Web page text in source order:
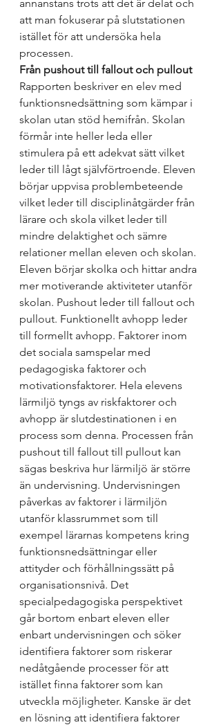
annanstans trots att det är delat och
att man fokuserar på slutstationen
istället för att undersöka hela
processen.
Från pushout till fallout och pullout
Rapporten beskriver en elev med
funktionsnedsättning som kämpar i
skolan utan stöd hemifrån. Skolan
förmår inte heller leda eller
stimulera på ett adekvat sätt vilket
leder till lågt självförtroende. Eleven
börjar uppvisa problembeteende
vilket leder till disciplinåtgärder från
lärare och skola vilket leder till
mindre delaktighet och sämre
relationer mellan eleven och skolan.
Eleven börjar skolka och hittar andra
mer motiverande aktiviteter utanför
skolan. Pushout leder till fallout och
pullout. Funktionellt avhopp leder
till formellt avhopp. Faktorer inom
det sociala samspelar med
pedagogiska faktorer och
motivationsfaktorer. Hela elevens
lärmiljö tyngs av riskfaktorer och
avhopp är slutdestinationen i en
process som denna. Processen från
pushout till fallout till pullout kan
sägas beskriva hur lärmiljö är större
än undervisning. Undervisningen
påverkas av faktorer i lärmiljön
utanför klassrummet som till
exempel lärarnas kompetens kring
funktionsnedsättningar eller
attityder och förhållningssätt på
organisationsnivå. Det
specialpedagogiska perspektivet
går bortom enbart eleven eller
enbart undervisningen och söker
identifiera faktorer som riskerar
nedåtgående processer för att
istället finna faktorer som kan
utveckla möjligheter. Kanske är det
en lösning att identifiera faktorer